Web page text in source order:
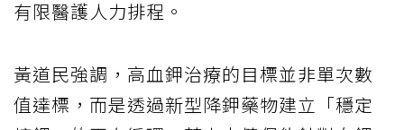
有限醫護人力排程。
黃道民強調，高血鉀治療的目標並非單次數
值達標，而是透過新型降鉀藥物建立「穩定